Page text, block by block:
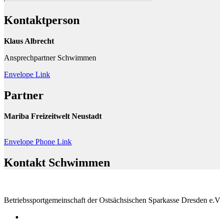
Kontaktperson
Klaus Albrecht
Ansprechpartner Schwimmen
Envelope Link
Partner
Mariba Freizeitwelt Neustadt
Envelope Phone Link
Kontakt Schwimmen
Betriebssportgemeinschaft der Ostsächsischen Sparkasse Dresden